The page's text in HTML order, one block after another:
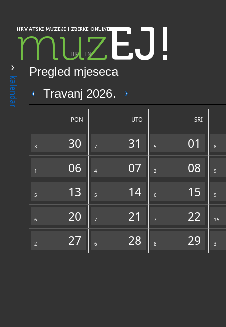
HRVATSKI MUZEJI I ZBIRKE ONLINE
muzEJ!
HR| EN
kalendar
Pregled mjeseca
Travanj 2026.
PON UTO SRI
3 30 7 31 5 01 8
1 06 4 07 2 08 9
5 13 5 14 6 15 9
6 20 7 21 7 22 15
2 27 6 28 8 29 3
PRETRAŽIVANJE
Istra, Kvarner, Gorski kotar i Lika
Muzej Like Gospić
OPĆI PODACI
Zbirke